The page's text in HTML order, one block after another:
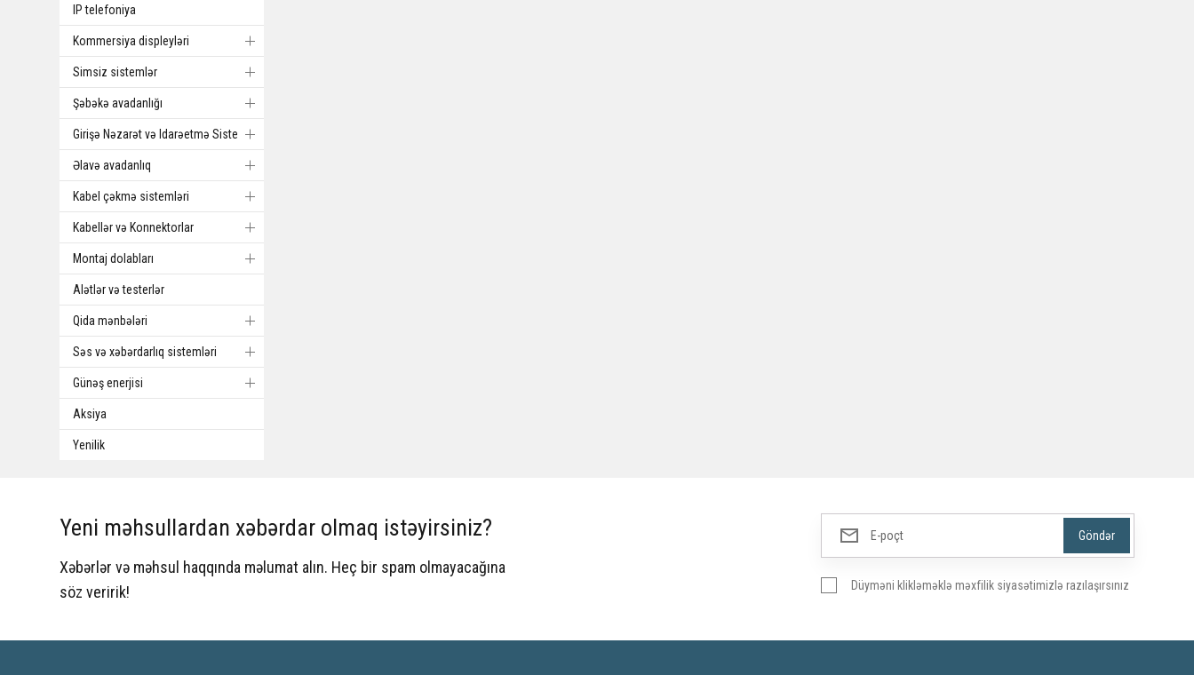
IP telefoniya
Kommersiya displeyləri
Simsiz sistemlər
Şəbəkə avadanlığı
Girişə Nəzarət və Idarəetmə Sistemi
Əlavə avadanlıq
Kabel çəkmə sistemləri
Kabellər və Konnektorlar
Montaj dolabları
Alətlər və testerlər
Qida mənbələri
Səs və xəbərdarlıq sistemləri
Günəş enerjisi
Aksiya
Yenilik
Yeni məhsullardan xəbərdar olmaq istəyirsiniz?
Xəbərlər və məhsul haqqında məlumat alın. Heç bir spam olmayacağına
söz veririk!
Düyməni klikləməklə məxfilik siyasətimizlə razılaşırsınız